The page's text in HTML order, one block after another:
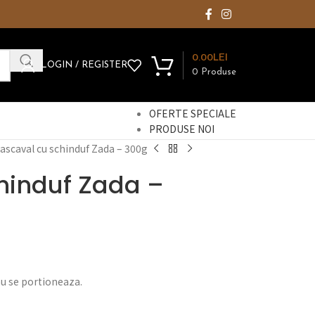
LOGIN / REGISTER
0 Produse
0.00LEI
OFERTE SPECIALE
PRODUSE NOI
cu schinduf Zada – 300g
Zada –
se portioneaza.